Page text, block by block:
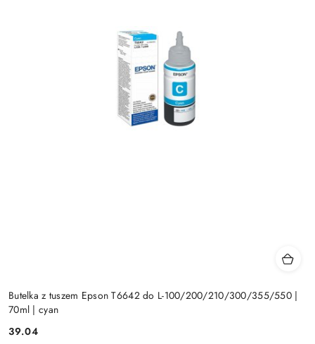
Butelka z tuszem Epson T6642 do L-100/200/210/300/355/550 |
70ml | cyan
Cena:
39.04